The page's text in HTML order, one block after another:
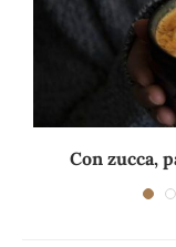
Con zucca,